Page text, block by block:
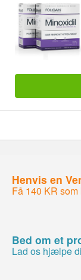
Henvis en
Få 140 KR
Bed om et
Lad os hjælpe